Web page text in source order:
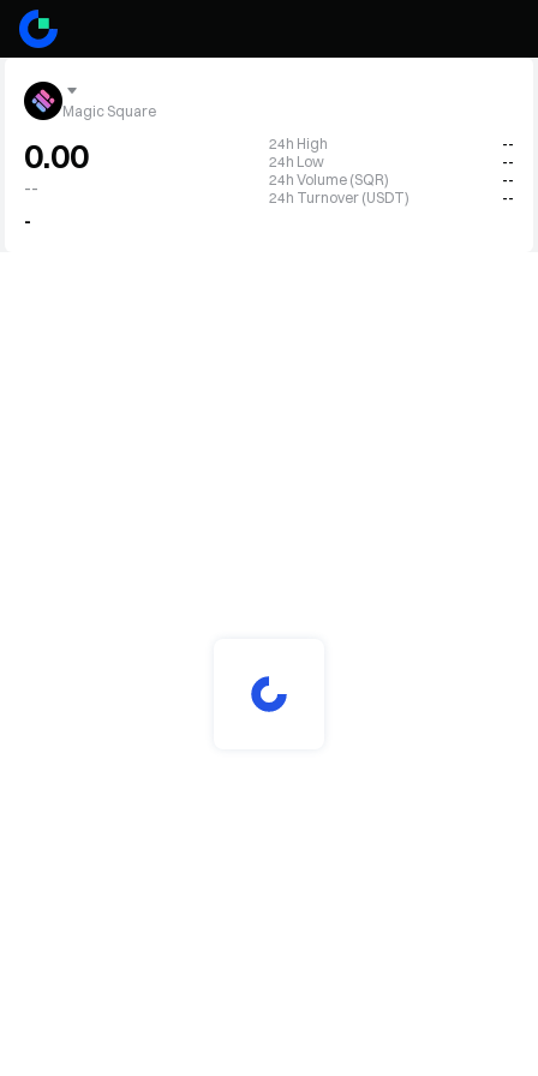
Magic Square
0.00
--
-
24h High
--
24h Low
--
24h Volume (SQR)
--
24h Turnover (USDT)
--